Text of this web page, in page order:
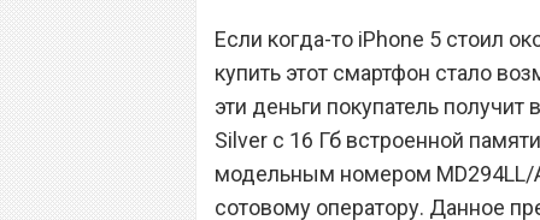
Если когда-то iPhone 5 стоил
купить этот смартфон стало
эти деньги покупатель
Silver с 16 Гб встроенной
модельным номером MD294LL/
сотовому оператору. Данное